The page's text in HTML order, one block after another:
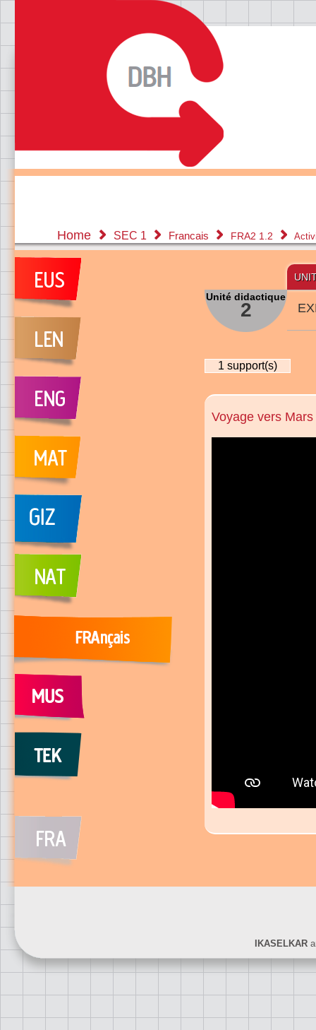
Home SEC 1 Francais FRA2 1.2
Unité didactique
2
1 support(s)
Voyage vers Mars
IKASELKAR